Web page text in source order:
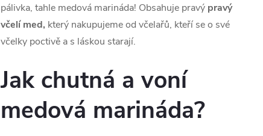
pálivka, tahle medová marináda! Obsahuje pravý pravý
včelí med, který nakupujeme od včelařů, kteří se o své
včelky poctivě a s láskou starají.
Jak chutná a voní
medová marináda?